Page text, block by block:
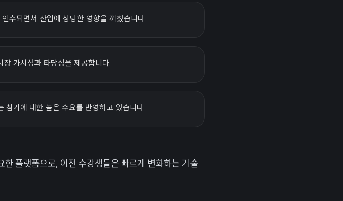
수되면서 산업에 상당한 영향을 끼쳤습니다.
가시성과 타당성을 제공합니다.
가에 대한 높은 수요를 반영하고 있습니다.
플랫폼으로, 이전 수강생들은 빠르게 변화하는 기술